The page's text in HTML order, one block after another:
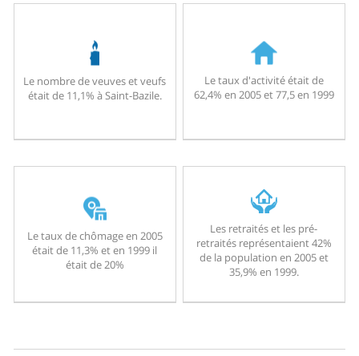
Le nombre de veuves et veufs
était de 11,1% à Saint-Bazile.
Le taux d'activité était de
62,4% en 2005 et 77,5 en 1999
Le taux de chômage en 2005
était de 11,3% et en 1999 il
était de 20%
Les retraités et les pré-
retraités représentaient 42%
de la population en 2005 et
35,9% en 1999.